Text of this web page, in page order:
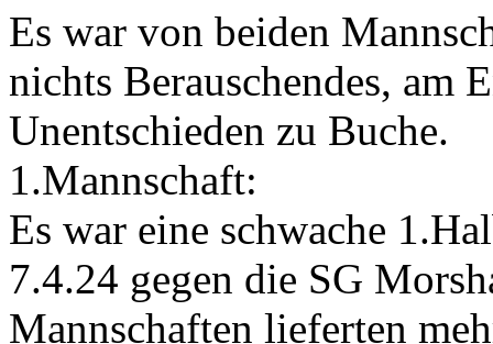
Es war von beiden
nichts Berauschendes, am
Unentschieden zu Buche.
1.Mannschaft:
Es war eine schwache
7.4.24 gegen die SG
Mannschaften lieferten